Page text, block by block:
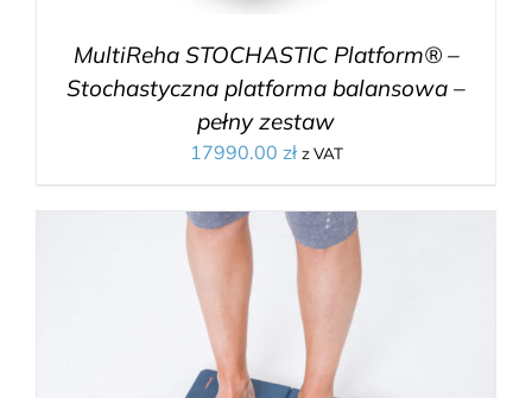
MultiReha STOCHASTIC Platform® –
Stochastyczna platforma balansowa –
pełny zestaw
17990.00 zł z VAT